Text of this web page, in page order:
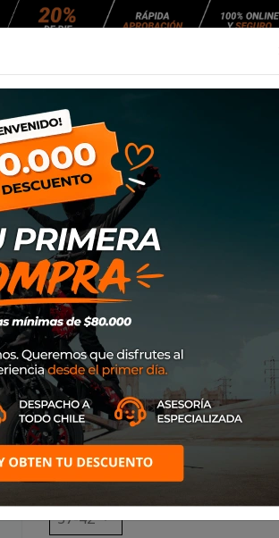
NEUMÁTICOS MANTENCIÓN
Calceta Sidi Mud Trail
SKU8017732599360
$75.000
Calcetín fabricado en polipropileno, hilado